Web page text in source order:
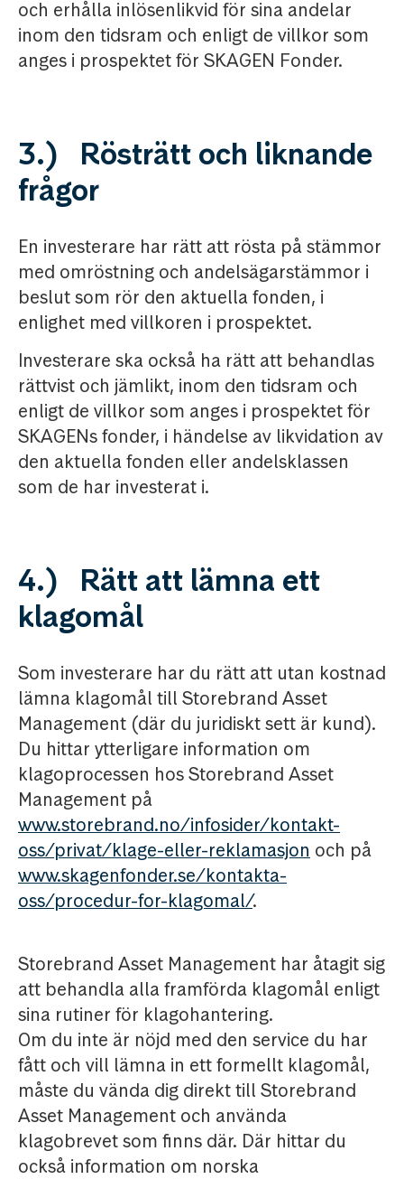
och erhålla inlösenlikvid för sina andelar
inom den tidsram och enligt de villkor som
anges i prospektet för SKAGEN Fonder.
3.) Rösträtt och liknande
frågor
En investerare har rätt att rösta på stämmor
med omröstning och andelsägarstämmor i
beslut som rör den aktuella fonden, i
enlighet med villkoren i prospektet.
Investerare ska också ha rätt att behandlas
rättvist och jämlikt, inom den tidsram och
enligt de villkor som anges i prospektet för
SKAGENs fonder, i händelse av likvidation av
den aktuella fonden eller andelsklassen
som de har investerat i.
4.) Rätt att lämna ett
klagomål
Som investerare har du rätt att utan kostnad
lämna klagomål till Storebrand Asset
Management (där du juridiskt sett är kund).
Du hittar ytterligare information om
klagoprocessen hos Storebrand Asset
Management på
www.storebrand.no/infosider/kontakt-
oss/privat/klage-eller-reklamasjon och på
www.skagenfonder.se/kontakta-
oss/procedur-for-klagomal/.
Storebrand Asset Management har åtagit sig
att behandla alla framförda klagomål enligt
sina rutiner för klagohantering.
Om du inte är nöjd med den service du har
fått och vill lämna in ett formellt klagomål,
måste du vända dig direkt till Storebrand
Asset Management och använda
klagobrevet som finns där. Där hittar du
också information om norska